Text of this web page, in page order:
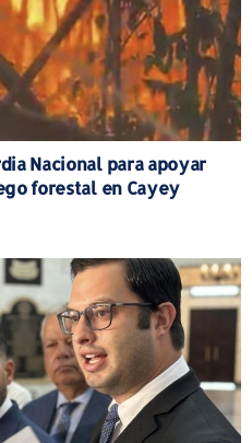
Nacional para apoyar
forestal en Cayey